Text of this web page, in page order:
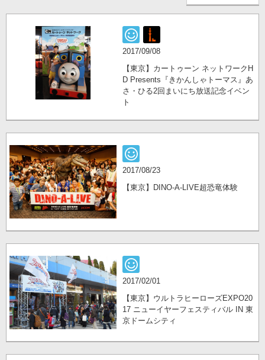
2017/09/08
【東京】カートゥーン ネットワークH
D Presents『きかんしゃトーマス』あ
さ・ひる2回まいにち放送記念イベン
ト
2017/08/23
【東京】DINO-A-LIVE超恐竜体験
2017/02/01
【東京】ウルトラヒーローズEXPO20
17 ニューイヤーフェスティバル IN 東
京ドームシティ